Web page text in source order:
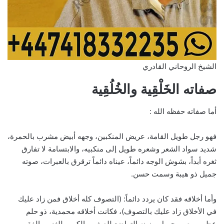
الشيخ الروحاني القادري
صفاته الخَلْقِية والخُلُقِية
أما صفاته حفظه الله :
فهو رجل طويل القامة، عريض المنكبين، وجهه أبيض مشرب بالحمرة،
شديد سواد الشعر وشعره طويل إلى منكبيه، والابتسامة لا تفارق
ثغره أبداً، بشوش الوجه دائماً، عيناه دائماً ترقرق بالعبرات، صوته
جميل ذو هيبة وسمت حسن.
وأما أخلاقه فقد كان يردد دائماً: (التصوف كله أخلاق فمن زاد عليك
في الأخلاق زاد عليك بالتصوف)، فكانت أخلاقه محمدية، ذو حلم